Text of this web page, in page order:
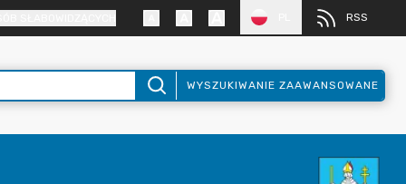
RSS
WYSZUKIWANIE ZAAWANSOWANE